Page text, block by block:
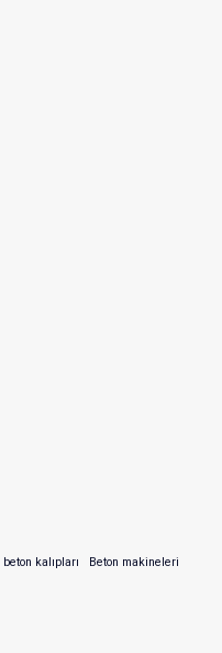
beton kalıpları
Beton makineleri